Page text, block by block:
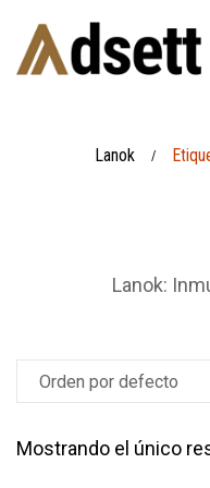
Lanok /
Lanok:
Mostrando el único